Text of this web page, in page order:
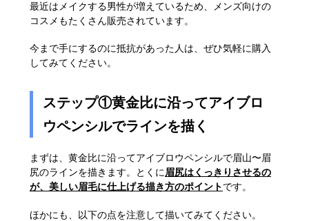
最近はメイクする男性が増えているため、メンズ向けの
コスメもたくさん販売されています。
今まで手にするのに抵抗があった人は、ぜひ気軽に購入
してみてください。
ステップ①黄金比に沿ってアイブロ
ウペンシルでラインを描く
まずは、黄金比に沿ってアイブロウペンシルで眉山〜眉
尻のラインを描きます。とくに眉尻はくっきりさせるの
が、美しい眉毛に仕上げる描き方のポイントです。
ほかにも、以下の点を注意して描いてみてください。